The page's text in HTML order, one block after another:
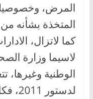
المرض،
المتخذة بشأنه
كما لاتزال،
لاسيما وزارة
الوطنية